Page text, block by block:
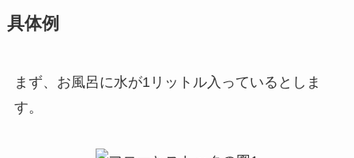
具体例
まず、 お風呂に水が1リットル入っている としま
す。